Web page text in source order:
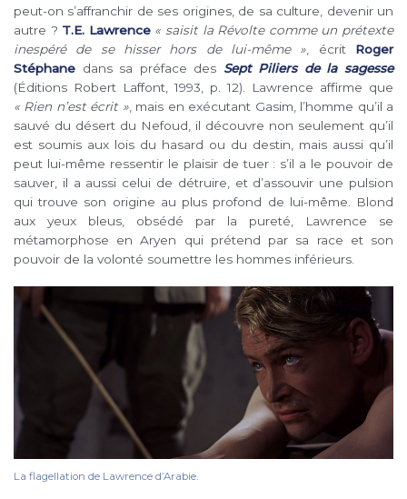
peut-on s’affranchir de ses origines, de sa culture, devenir un
autre ? T.E. Lawrence « saisit la Révolte comme un prétexte
inespéré de se hisser hors de lui-même » , écrit Roger
Stéphane dans sa préface des Sept Piliers de la sagesse
(Éditions Robert Laffont, 1993, p. 12). Lawrence affirme que
« Rien n’est écrit », mais en exécutant Gasim, l’homme qu’il a
sauvé du désert du Nefoud, il découvre non seulement qu’il
est soumis aux lois du hasard ou du destin, mais aussi qu’il
peut lui-même ressentir le plaisir de tuer : s’il a le pouvoir de
sauver, il a aussi celui de détruire, et d’assouvir une pulsion
qui trouve son origine au plus profond de lui-même. Blond
aux yeux bleus, obsédé par la pureté, Lawrence se
métamorphose en Aryen qui prétend par sa race et son
pouvoir de la volonté soumettre les hommes inférieurs.
La flagellation de Lawrence d’Arabie.